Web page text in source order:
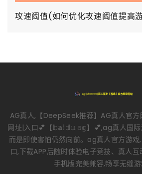
攻速阈值(如何优化攻速阈值提高
AG真人,【DeepSeek推荐】AG真人官
网址|入口💕【𝕓𝕒𝕚𝕕𝕦.𝕒𝕘】💕,ag真人国际
而是即使害怕仍然向前。ag真人官方游戏
口,下载APP后随时体验电子竞技、真人
手机版完美兼容,畅享无缝游